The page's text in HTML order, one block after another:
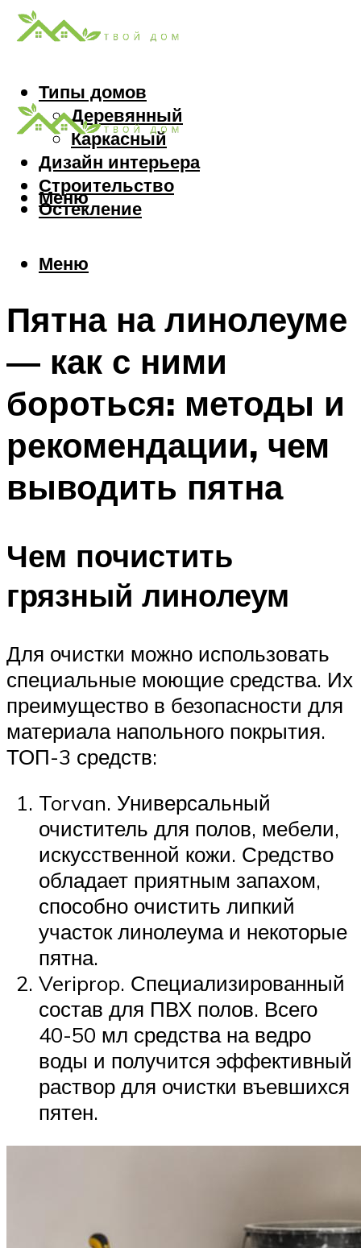
Типы домов
Деревянный
Каркасный
Дизайн интерьера
Строительство
Остекление
Меню
Меню
Пятна на линолеуме
— как с ними
бороться: методы и
рекомендации, чем
выводить пятна
Чем почистить
грязный линолеум
Для очистки можно использовать
специальные моющие средства. Их
преимущество в безопасности для
материала напольного покрытия.
ТОП-3 средств:
Torvan. Универсальный
очиститель для полов, мебели,
искусственной кожи. Средство
обладает приятным запахом,
способно очистить липкий
участок линолеума и некоторые
пятна.
Veriprop. Специализированный
состав для ПВХ полов. Всего
40-50 мл средства на ведро
воды и получится эффективный
раствор для очистки въевшихся
пятен.